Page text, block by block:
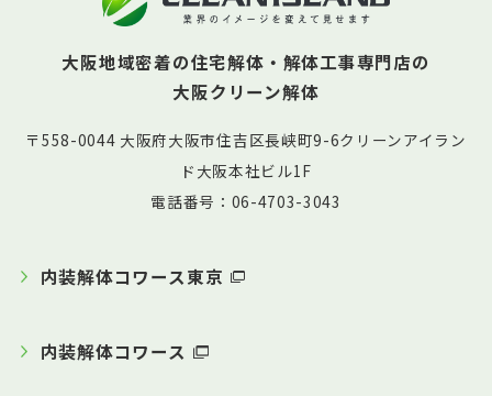
大阪地域密着の住宅解体・解体工事専門店の
大阪クリーン解体
〒558-0044 大阪府大阪市住吉区長峡町9-6クリーンアイラン
ド大阪本社ビル1F
電話番号：06-4703-3043
内装解体コワース東京
内装解体コワース